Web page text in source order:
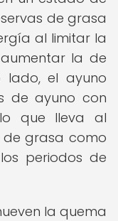
de grasa
al limitar la
la de
lado, el ayuno
de ayuno con
que lleva al
de grasa como
periodos de
la quema